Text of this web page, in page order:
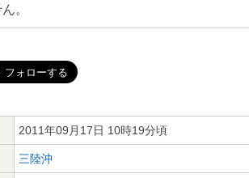
。
2011年09月17日 10時19分頃
三陸沖